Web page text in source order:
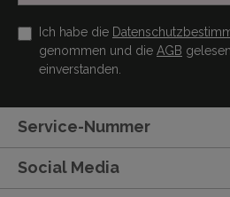
Ich habe die
genommen und die AGB
einverstanden.
Service-Nummer
Social Media